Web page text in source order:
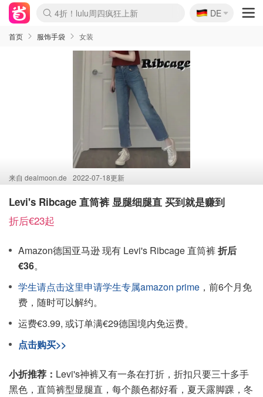
Boticinal 夏促开抢！
4折！lulu周四疯狂上新
还没结束！&OtherStories大促
Joybuy变相75折 随时失效
速领！Stanley独家85折
疑似霸哥！Camper额外叠85折
Zalando 奥莱闪促！每日更新
Moncler反季囤！5折起+叠9折
Coach Brooklyn仅€192
🇩🇪
DE
首页 服饰手袋 女装
来自 dealmoon.de 2022-07-18更新
Levi's Ribcage 直筒裤 显腿细腿直 买到就是赚到
折后€23起
Amazon德国亚马逊 现有 Levi's Ribcage 直筒裤折后
€36。
学生请点击这里申请学生专属amazon prime ，前6个月免
费，随时可以解约。
运费€3.99, 或订单满€29德国境内免运费。
点击购买>>
小折推荐： Levi's神裤又有一条在打折，折扣只要三十多手
黑色，直筒裤型显腿直，每个颜色都好看，夏天露脚踝，冬